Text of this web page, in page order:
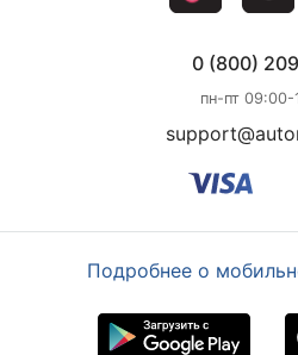
0 (800)
пн-пт 09:00-
Подробнее о